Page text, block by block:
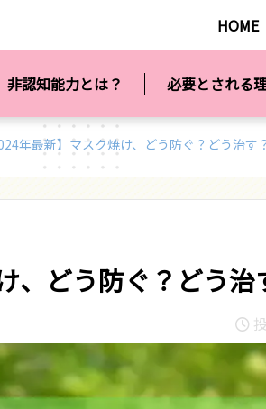
HOME
非認知能力とは？ 必要とされる
年最新】マスク焼け、どう防ぐ？どう治す？
、どう防ぐ？どう治